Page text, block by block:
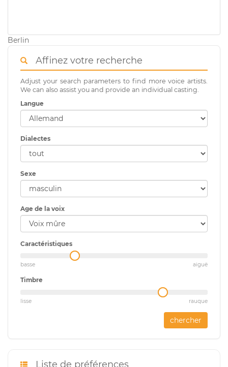
Berlin
Affinez votre recherche
Adjust your search parameters to find more voice artists.
We can also assist you and provide an individual casting.
Langue
Dialectes
Sexe
Age de la voix
Caractéristiques
basse aiguë
Timbre
lisse rauque
chercher
Liste de préférences